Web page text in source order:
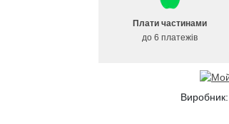
Плати частинами
до 6 платежів
Виробник: